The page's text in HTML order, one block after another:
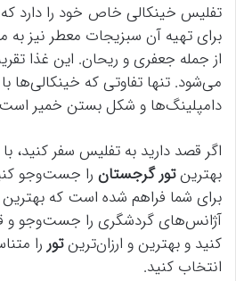
تفلیس خینکالی خاص خود را دارد که
برای تهیه آن سبزیجات معطر نیز به
از جمله جعفری و ریحان. این غذا
می‌شود. تنها تفاوتی که خینکالی‌ها با
دامپلینگ‌ها و شکل بستن خمیر
اگر قصد دارید به تفلیس سفر کنید،
بهترینتور گرجستان را جست‌وجو
برای شما فراهم شده است که بهترین
آژانس‌های گردشگری را جست‌و‌جو و
کنید و بهترین و ارزان‌ترینتور را
انتخاب کنید.